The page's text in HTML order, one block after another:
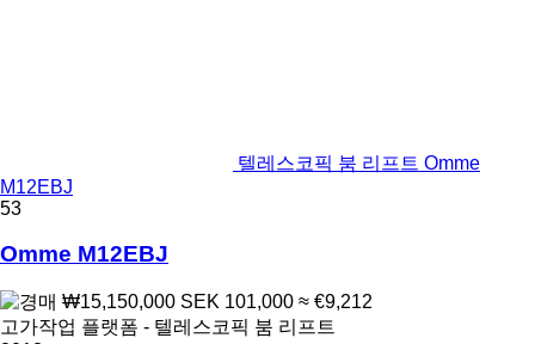
텔레스코픽 붐 리프트 Omme
M12EBJ
53
Omme M12EBJ
₩15,150,000 SEK 101,000 ≈ €9,212
고가작업 플랫폼 - 텔레스코픽 붐 리프트